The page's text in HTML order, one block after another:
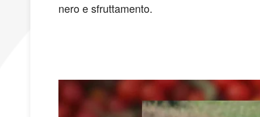
nero e sfruttamento.